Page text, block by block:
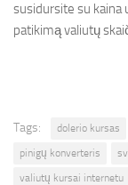
susidursite su kaina
patikimą valiutų
Tags: dolerio kursas
pinigų konverteris
valiutų kursai internetu